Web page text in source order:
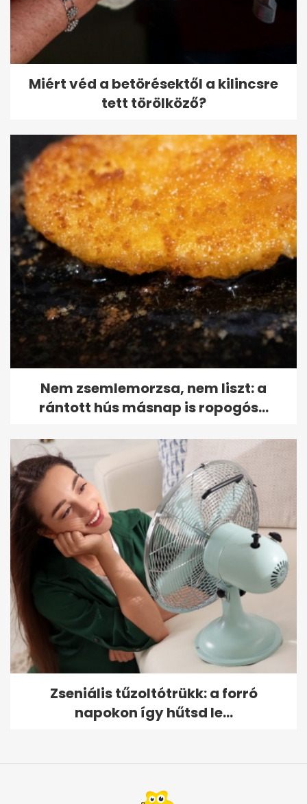
Miért véd a betörésektől a kilincsre
tett törölköző?
Nem zsemlemorzsa, nem liszt: a
rántott hús másnap is ropogós...
Zseniális tűzoltótrükk: a forró
napokon így hűtsd le...